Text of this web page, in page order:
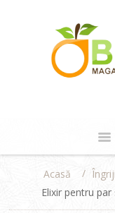
Acasă /
Elixir pentru